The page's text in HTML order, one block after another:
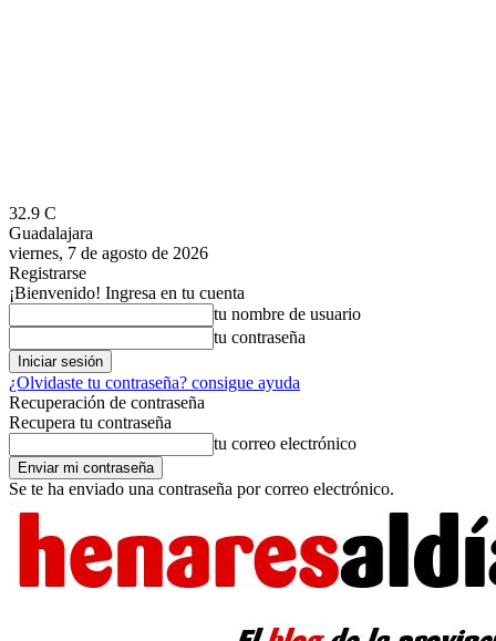
32.9 C
Guadalajara
viernes, 7 de agosto de 2026
Registrarse
¡Bienvenido! Ingresa en tu cuenta
tu nombre de usuario
tu contraseña
¿Olvidaste tu contraseña? consigue ayuda
Recuperación de contraseña
Recupera tu contraseña
tu correo electrónico
Se te ha enviado una contraseña por correo electrónico.